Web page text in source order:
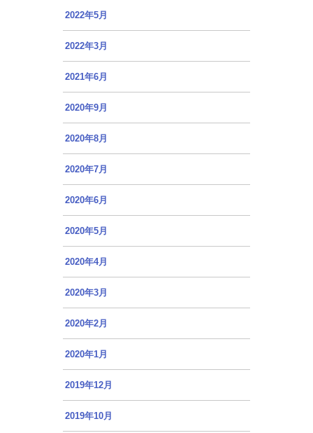
2022年5月
2022年3月
2021年6月
2020年9月
2020年8月
2020年7月
2020年6月
2020年5月
2020年4月
2020年3月
2020年2月
2020年1月
2019年12月
2019年10月